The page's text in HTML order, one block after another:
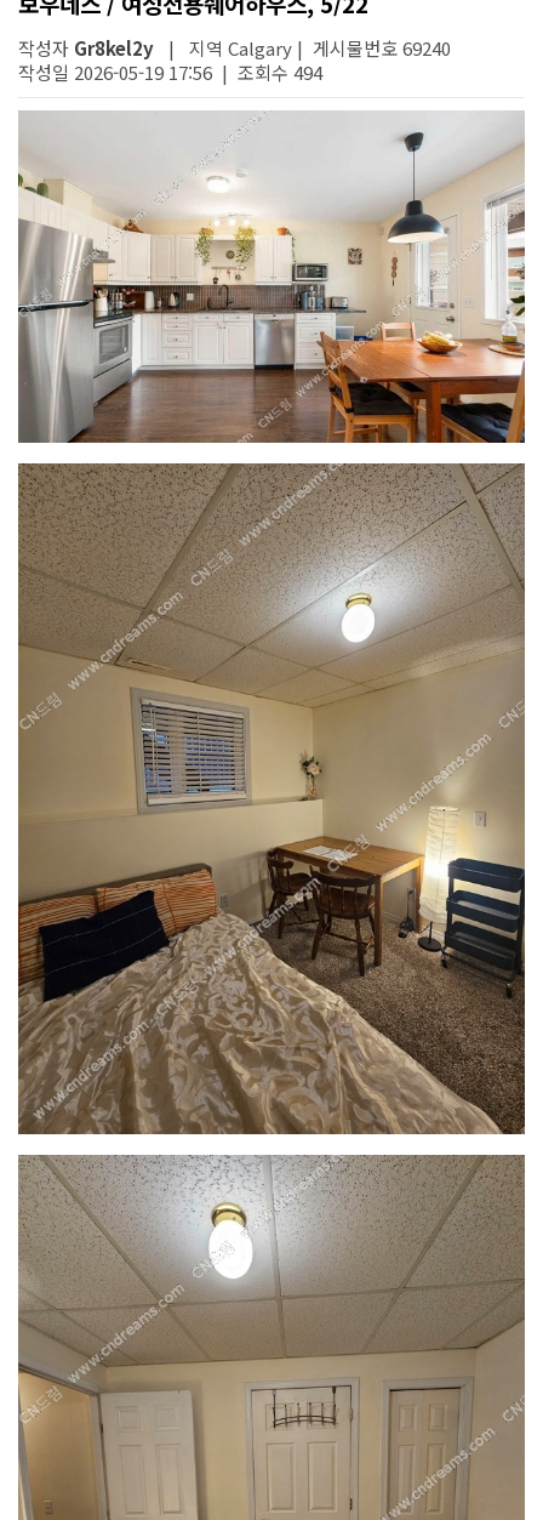
작성자 Gr8kel2y | 지역 Calgary | 게시물번호 69240
작성일 2026-05-19 17:56 | 조회수 494